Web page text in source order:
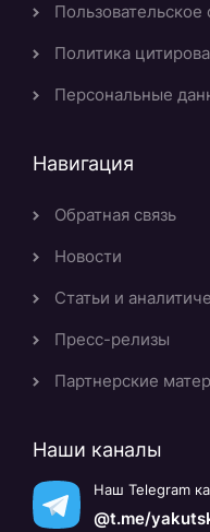
Пользовательское
Политика
Персональные
Навигация
Обратная связь
Новости
Статьи и
Пресс-релизы
Партнерские
Наши каналы
Наш Telegram
@t.me/